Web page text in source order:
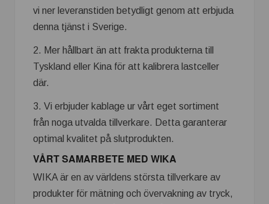
vi ner leveranstiden betydligt genom att erbjuda
denna tjänst i Sverige.
2. Mer hållbart än att frakta produkterna till
Tyskland eller Kina för att kalibrera lastceller
där.
3. Vi erbjuder kablage ur vårt eget sortiment
från noga utvalda tillverkare. Detta garanterar
optimal kvalitet på slutprodukten.
VÅRT SAMARBETE MED WIKA
WIKA är en av världens största tillverkare av
produkter för mätning och övervakning av tryck,